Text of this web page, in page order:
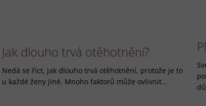
Jak dlouho trvá otěhotnění?
Nedá se říct, jak dlouho trvá otěhotnění, protože je to
u každé ženy jiné. Mnoho faktorů může ovlivnit...